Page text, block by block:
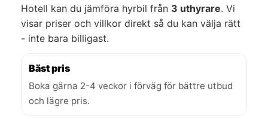
Hotell kan du jämföra hyrbil från 3 uthyrare. Vi
visar priser och villkor direkt så du kan välja rätt
- inte bara billigast.
Bäst pris
Boka gärna 2-4 veckor i förväg för bättre utbud
och lägre pris.